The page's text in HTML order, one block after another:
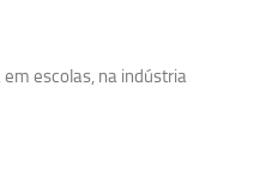
escolas, na indústria